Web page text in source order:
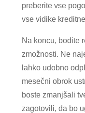
preberite vse
vse vidike
Na koncu, bodite
zmožnosti. Ne
lahko udobno
mesečni obrok
boste zmanjšali
zagotovili, da bo